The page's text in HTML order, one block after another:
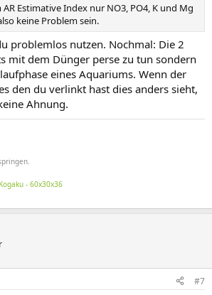
Estimative Index nur NO3, PO4, K und Mg
keine Problem sein.
problemlos nutzen. Nochmal: Die 2
mit dem Dünger perse zu tun sondern
eines Aquariums. Wenn der
den du verlinkt hast dies anders sieht,
Ahnung.
- 60x30x36
#7